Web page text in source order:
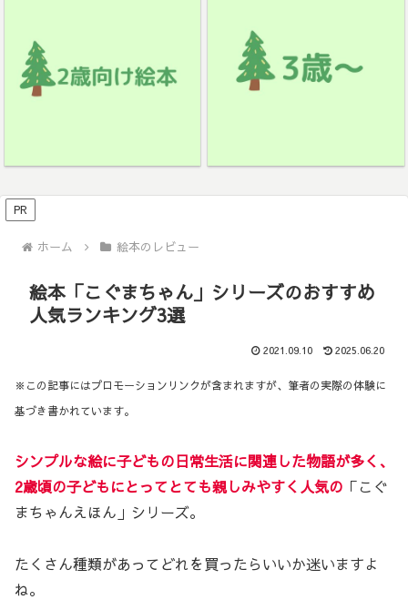
PR
ホーム 絵本のレビュー
絵本「こぐまちゃん」シリーズのおすすめ
人気ランキング3選
2021.09.10 2025.06.20
※この記事にはプロモーションリンクが含まれますが、筆者の実際の体験に
基づき書かれています。
シンプルな絵に子どもの日常生活に関連した物語が多く、
2歳頃の子どもにとってとても親しみやすく人気の 「こぐ
まちゃんえほん」シリーズ。
たくさん種類があってどれを買ったらいいか迷いますよ
ね。